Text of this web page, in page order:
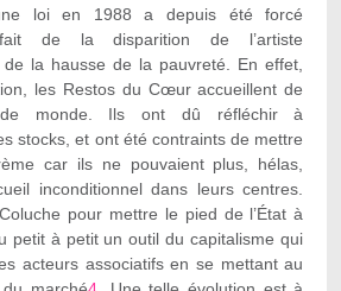
loi en 1988 a depuis été forcé
de la disparition de l’artiste
la hausse de la pauvreté. En effet,
les Restos du Cœur accueillent de
monde. Ils ont dû réfléchir à
stocks, et ont été contraints de mettre
car ils ne pouvaient plus, hélas,
inconditionnel dans leurs centres.
pour mettre le pied de l’État à
petit à petit un outil du capitalisme qui
acteurs associatifs en se mettant au